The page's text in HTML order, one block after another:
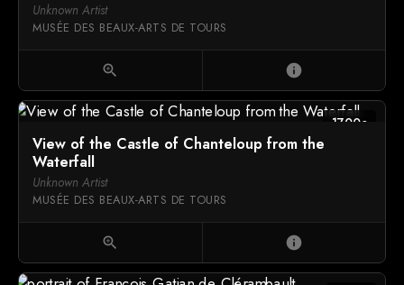
Unknown Artist
MUSÉE DES BEAUX-ARTS DE TOURS
zoom_in info
1700c
View of the Castle of Chanteloup from the
Waterfall
Unknown Artist
MUSÉE DES BEAUX-ARTS DE TOURS
zoom_in info